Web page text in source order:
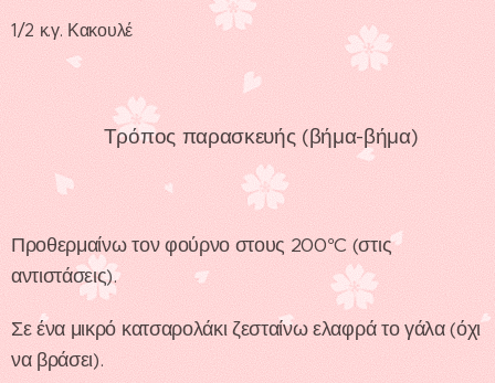
1/2 κ.γ. Κακουλέ
👩‍🍳 Τρόπος παρασκευής (βήμα-βήμα)
Προθερμαίνω τον φούρνο στους 200°C (στις
αντιστάσεις).
Σε ένα μικρό κατσαρολάκι ζεσταίνω ελαφρά το γάλα (όχι
να βράσει).